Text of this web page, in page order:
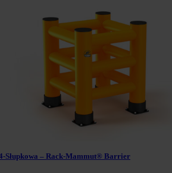
Słupkowa – Rack-Mammut® Barrier